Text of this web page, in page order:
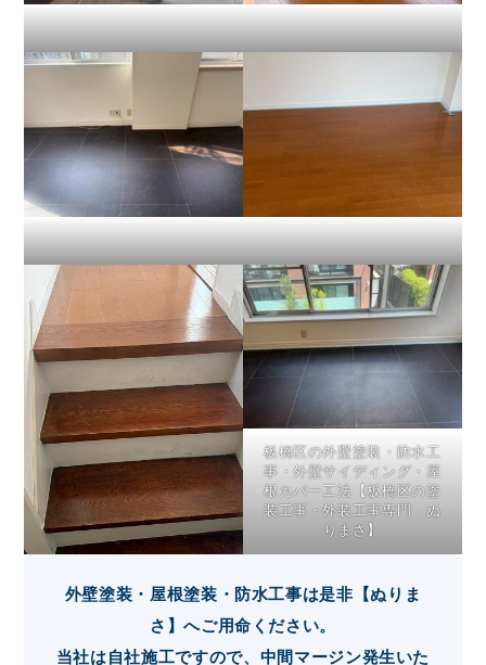
板橋区の外壁塗装・防水工
事・外壁サイディング・屋
根カバー工法【板橋区の塗
装工事・外装工事専門 ぬ
りまさ】
外壁塗装・屋根塗装・防水工事は是非【ぬりま
さ】へご用命ください。
当社は自社施工ですので、中間マージン発生いた